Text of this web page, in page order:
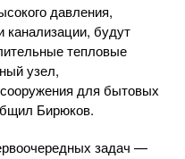
давления,
канализации, будут
тепловые
узел,
для бытовых
Бирюков.
задач —